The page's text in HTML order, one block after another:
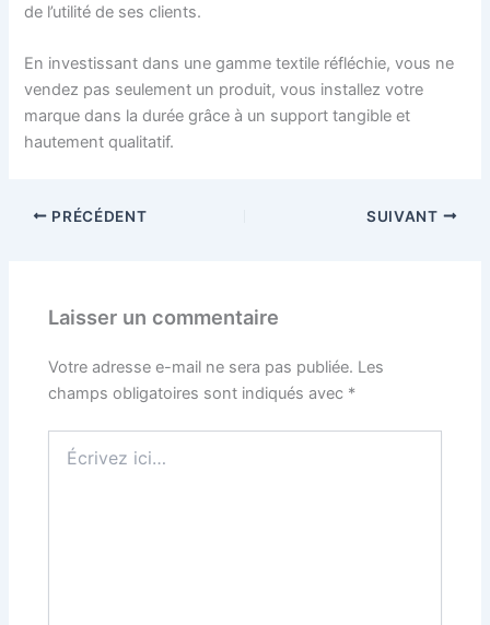
de l’utilité de ses clients.
En investissant dans une gamme textile réfléchie, vous ne
vendez pas seulement un produit, vous installez votre
marque dans la durée grâce à un support tangible et
hautement qualitatif.
PRÉCÉDENT SUIVANT
Laisser un commentaire
Votre adresse e-mail ne sera pas publiée. Les
champs obligatoires sont indiqués avec *
ici…